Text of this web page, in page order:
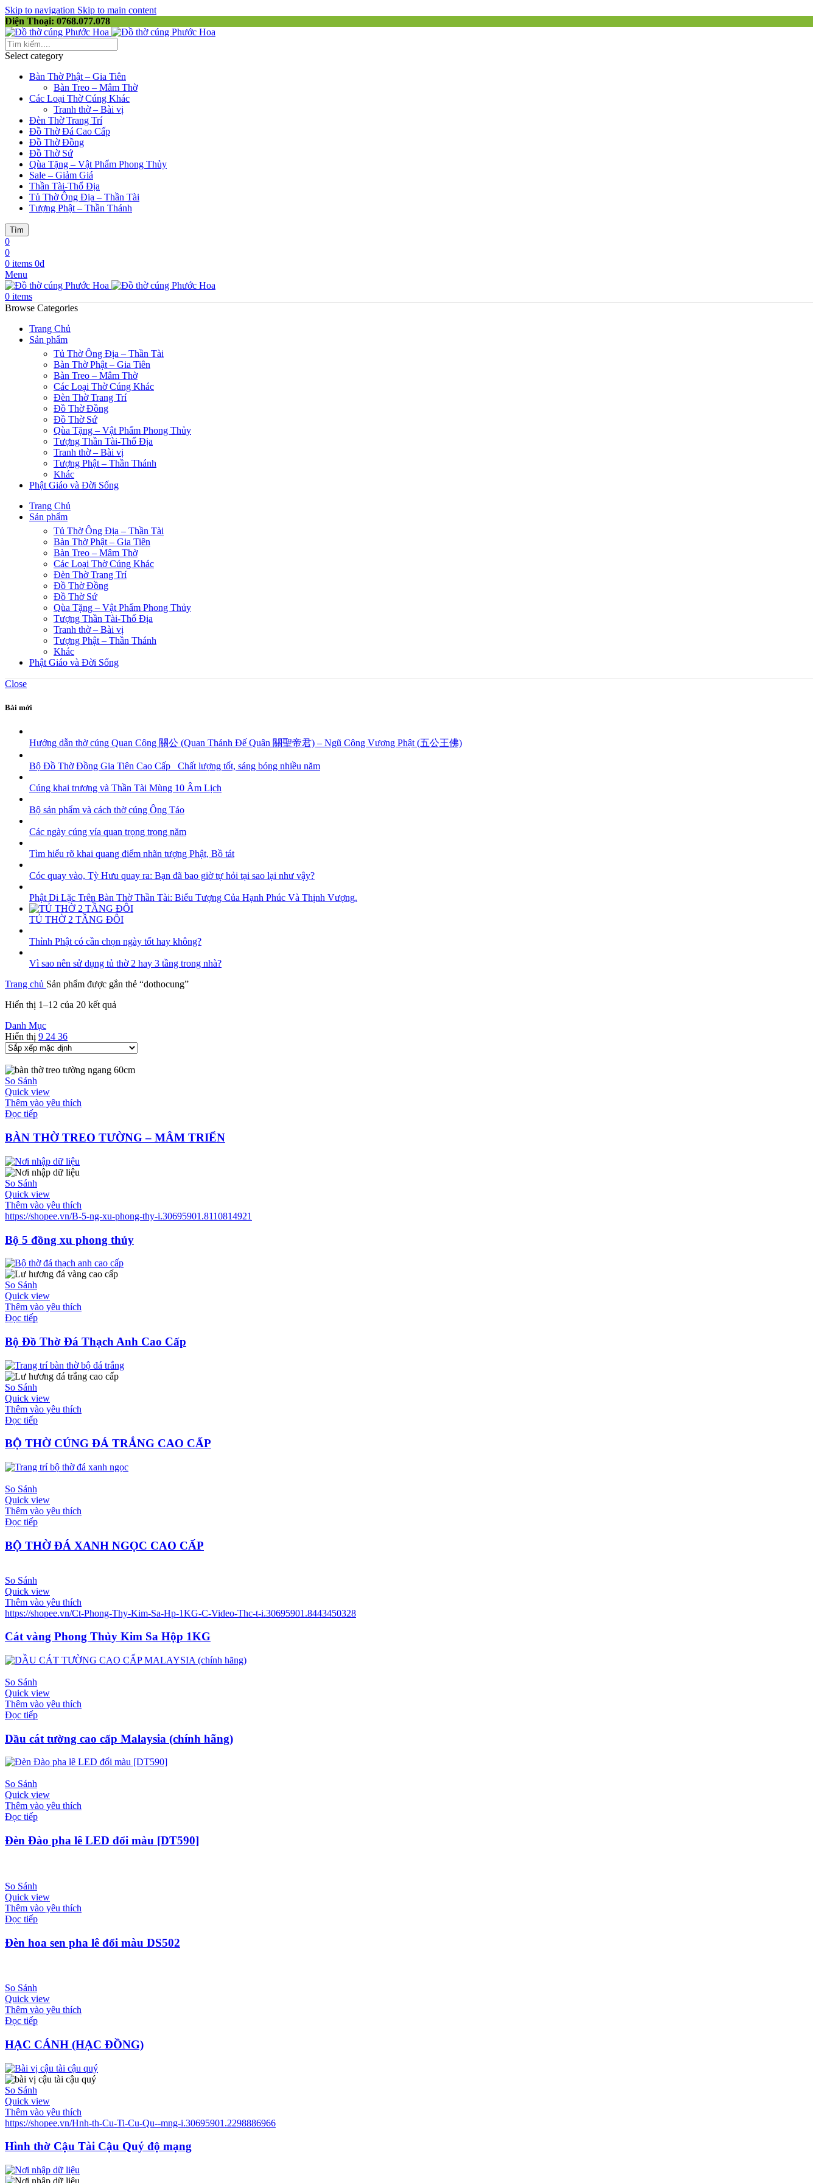
Skip to navigation Skip to main content
Điện Thoại: 0768.077.078
Select category
Bàn Thờ Phật – Gia Tiên
Bàn Treo – Mâm Thờ
Các Loại Thờ Cúng Khác
Tranh thờ – Bài vị
Đèn Thờ Trang Trí
Đồ Thờ Đá Cao Cấp
Đồ Thờ Đồng
Đồ Thờ Sứ
Qùa Tặng – Vật Phẩm Phong Thủy
Sale – Giảm Giá
Thần Tài-Thổ Địa
Tủ Thờ Ông Địa – Thần Tài
Tượng Phật – Thần Thánh
Tìm
0
0
0 items 0₫
Menu
0 items
Browse Categories
Trang Chủ
Sản phẩm
Tủ Thờ Ông Địa – Thần Tài
Bàn Thờ Phật – Gia Tiên
Bàn Treo – Mâm Thờ
Các Loại Thờ Cúng Khác
Đèn Thờ Trang Trí
Đồ Thờ Đồng
Đồ Thờ Sứ
Qùa Tặng – Vật Phẩm Phong Thủy
Tượng Thần Tài-Thổ Địa
Tranh thờ – Bài vị
Tượng Phật – Thần Thánh
Khác
Phật Giáo và Đời Sống
Trang Chủ
Sản phẩm
Tủ Thờ Ông Địa – Thần Tài
Bàn Thờ Phật – Gia Tiên
Bàn Treo – Mâm Thờ
Các Loại Thờ Cúng Khác
Đèn Thờ Trang Trí
Đồ Thờ Đồng
Đồ Thờ Sứ
Qùa Tặng – Vật Phẩm Phong Thủy
Tượng Thần Tài-Thổ Địa
Tranh thờ – Bài vị
Tượng Phật – Thần Thánh
Khác
Phật Giáo và Đời Sống
Close
Bài mới
Hướng dẫn thờ cúng Quan Công 關公 (Quan Thánh Đế Quân 關聖帝君) – Ngũ Công Vương Phật (五公王佛)
Bộ Đồ Thờ Đồng Gia Tiên Cao Cấp_ Chất lượng tốt, sáng bóng nhiều năm
Cúng khai trương và Thần Tài Mùng 10 Âm Lịch
Bộ sản phẩm và cách thờ cúng Ông Táo
Các ngày cúng vía quan trọng trong năm
Tìm hiểu rõ khai quang điểm nhãn tượng Phật, Bồ tát
Cóc quay vào, Tỳ Hưu quay ra: Bạn đã bao giờ tự hỏi tại sao lại như vậy?
Phật Di Lặc Trên Bàn Thờ Thần Tài: Biểu Tượng Của Hạnh Phúc Và Thịnh Vượng.
TỦ THỜ 2 TẦNG ĐÔI
Thỉnh Phật có cần chọn ngày tốt hay không?
Vì sao nên sử dụng tủ thờ 2 hay 3 tầng trong nhà?
Trang chủ Sản phẩm được gắn thẻ “dothocung”
Hiển thị 1–12 của 20 kết quả
Danh Mục
Hiển thị 9 24 36
So Sánh
Quick view
Thêm vào yêu thích
Đọc tiếp
BÀN THỜ TREO TƯỜNG – MÂM TRIỂN
So Sánh
Quick view
Thêm vào yêu thích
https://shopee.vn/B-5-ng-xu-phong-thy-i.30695901.8110814921
Bộ 5 đồng xu phong thủy
So Sánh
Quick view
Thêm vào yêu thích
Đọc tiếp
Bộ Đồ Thờ Đá Thạch Anh Cao Cấp
So Sánh
Quick view
Thêm vào yêu thích
Đọc tiếp
BỘ THỜ CÚNG ĐÁ TRẮNG CAO CẤP
So Sánh
Quick view
Thêm vào yêu thích
Đọc tiếp
BỘ THỜ ĐÁ XANH NGỌC CAO CẤP
So Sánh
Quick view
Thêm vào yêu thích
https://shopee.vn/Ct-Phong-Thy-Kim-Sa-Hp-1KG-C-Video-Thc-t-i.30695901.8443450328
Cát vàng Phong Thủy Kim Sa Hộp 1KG
So Sánh
Quick view
Thêm vào yêu thích
Đọc tiếp
Dầu cát tường cao cấp Malaysia (chính hãng)
So Sánh
Quick view
Thêm vào yêu thích
Đọc tiếp
Đèn Đào pha lê LED đổi màu [DT590]
So Sánh
Quick view
Thêm vào yêu thích
Đọc tiếp
Đèn hoa sen pha lê đổi màu DS502
So Sánh
Quick view
Thêm vào yêu thích
Đọc tiếp
HẠC CÁNH (HẠC ĐỒNG)
So Sánh
Quick view
Thêm vào yêu thích
https://shopee.vn/Hnh-th-Cu-Ti-Cu-Qu--mng-i.30695901.2298886966
Hình thờ Cậu Tài Cậu Quý độ mạng